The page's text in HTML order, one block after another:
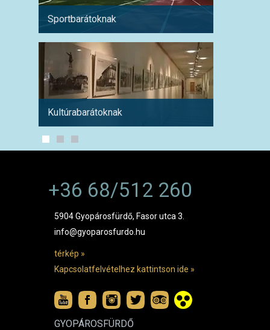
Sportbarátoknak
Kultúrabarátoknak
+36 68/512 260
5904 Gyopárosfürdő, Fasor utca 3.
info@gyoparosfurdo.hu
térkép »
Kapcsolatfelvételhez kattintson ide »
GYOPÁROSFÜRDŐ